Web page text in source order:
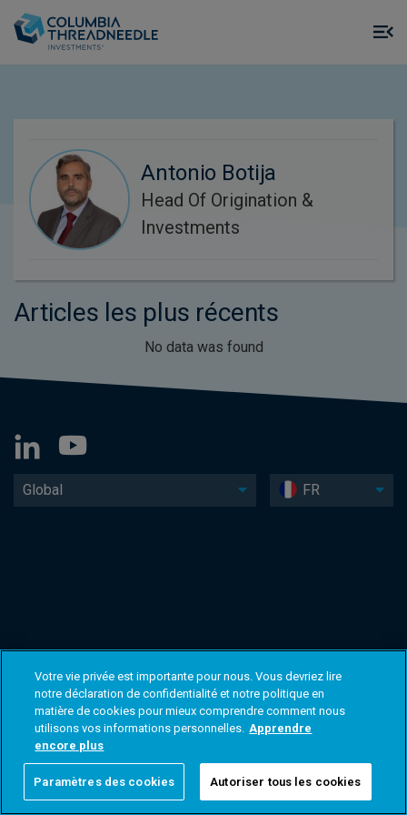
Antonio Botija
Head Of Origination &
Investments
Articles les plus récents
No data was found
Global FR
Votre vie privée est importante pour nous. Vous devriez lire
notre déclaration de confidentialité et notre politique en
matière de cookies pour mieux comprendre comment nous
utilisons vos informations personnelles. Apprendre
encore plus
Paramètres des cookies Autoriser tous les cookies